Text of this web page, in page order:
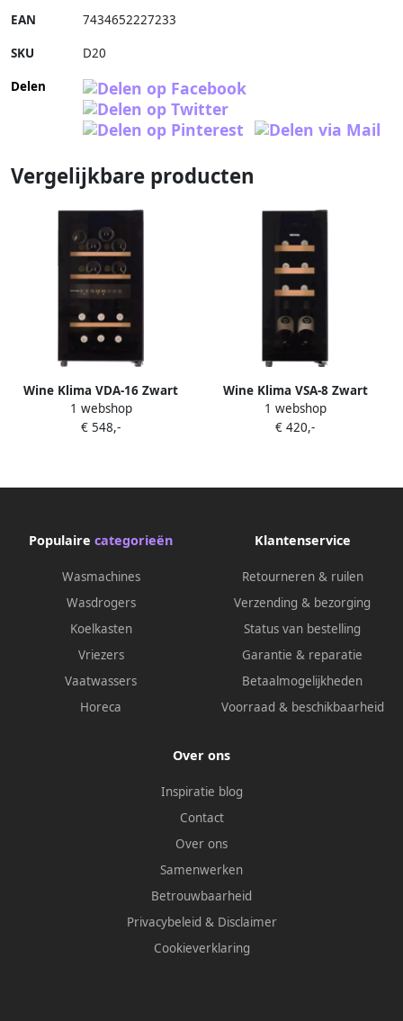
EAN 7434652227233
SKU D20
Delen
Vergelijkbare producten
Wine Klima VDA-16 Zwart
Verzonken greep
Wijnklimaatkast Vrijstaand
1 webshop
€ 548,-
Wine Klima VSA-8 Zwart
Verzonken greep
Wijnklimaatkast Vrijstaand 8
1 webshop
€ 420,-
Populaire categorieën
Wasmachines
Wasdrogers
Koelkasten
Vriezers
Vaatwassers
Horeca
Klantenservice
Retourneren & ruilen
Verzending & bezorging
Status van bestelling
Garantie & reparatie
Betaalmogelijkheden
Voorraad & beschikbaarheid
Over ons
Inspiratie blog
Contact
Over ons
Samenwerken
Betrouwbaarheid
Privacybeleid & Disclaimer
Cookieverklaring